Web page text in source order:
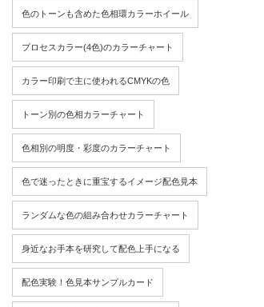
色のトーンも含めた色相環カラーホイール
プロセスカラー(4色)のカラーチャート
カラー印刷で主に使われるCMYKの色
トーン別の色相カラーチャート
色相別の明度・彩度のカラーチャート
色で迷ったときに重宝するイメージ配色見本
ランダムな色の組み合わせカラーチャート
身近なお手本を研究して配色上手になる
配色実験！色見本サンプルカード